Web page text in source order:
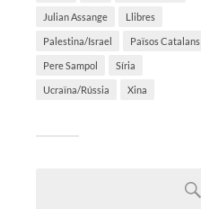
Julian Assange Llibres
Palestina/Israel Països Catalans
Pere Sampol Síria
Ucraïna/Rússia Xina